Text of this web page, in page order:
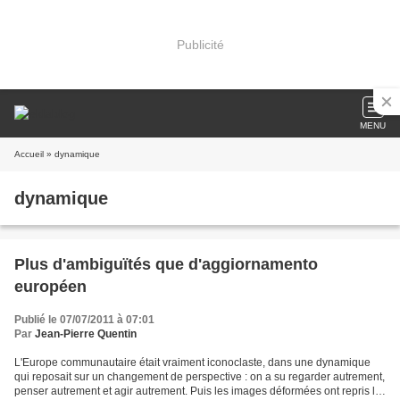
Publicité
MENU
Accueil » dynamique
dynamique
Plus d'ambiguïtés que d'aggiornamento
européen
Publié le 07/07/2011 à 07:01
Par Jean-Pierre Quentin
L'Europe communautaire était vraiment iconoclaste, dans une dynamique
qui reposait sur un changement de perspective : on a su regarder autrement,
penser autrement et agir autrement. Puis les images déformées ont repris le